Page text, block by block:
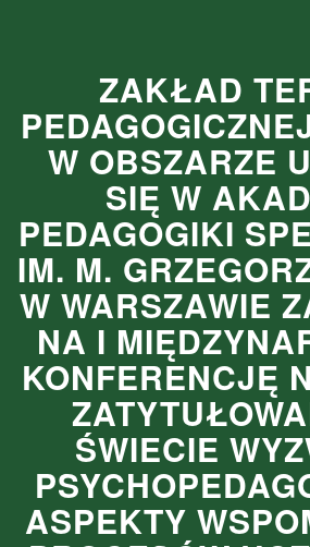
ZAKŁAD
W OBSZARZE
SIĘ W
PEDAGOGIKI
IM. M.
W WARSZAWIE
NA I
KONFERENCJĘ
ŚWIECIE
ASPEKTY